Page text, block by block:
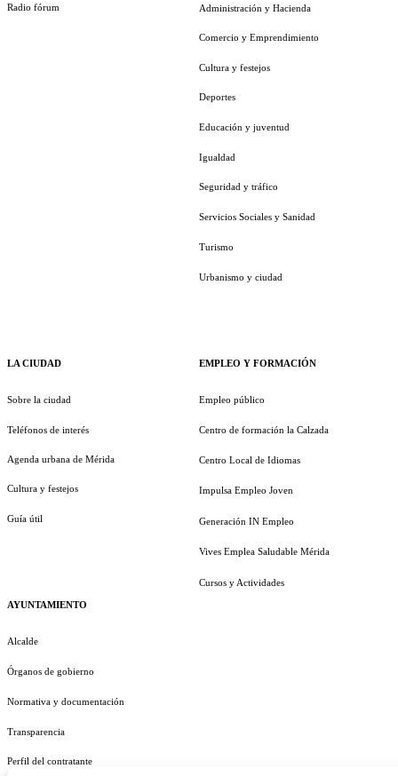
Radio fórum
LA CIUDAD
Sobre la ciudad
Teléfonos de interés
Agenda urbana de Mérida
Cultura y festejos
Guía útil
AYUNTAMIENTO
Alcalde
Órganos de gobierno
Normativa y documentación
Transparencia
Perfil del contratante
Administración y Hacienda
Comercio y Emprendimiento
Cultura y festejos
Deportes
Educación y juventud
Igualdad
Seguridad y tráfico
Servicios Sociales y Sanidad
Turismo
Urbanismo y ciudad
EMPLEO Y FORMACIÓN
Empleo público
Centro de formación la Calzada
Centro Local de Idiomas
Impulsa Empleo Joven
Generación IN Empleo
Vives Emplea Saludable Mérida
Cursos y Actividades